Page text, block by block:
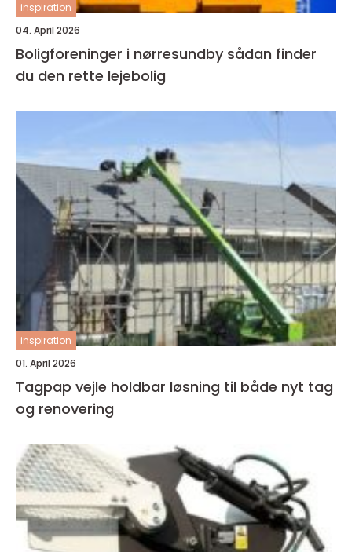
inspiration
04. April 2026
Boligforeninger i nørresundby sådan finder
du den rette lejebolig
inspiration
01. April 2026
Tagpap vejle holdbar løsning til både nyt tag
og renovering